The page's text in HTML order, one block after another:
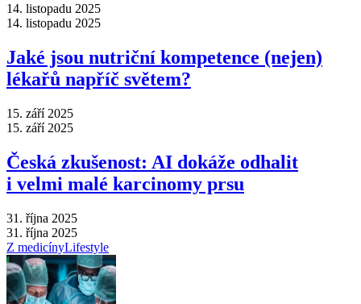
14. listopadu 2025
14. listopadu 2025
Jaké jsou nutriční kompetence (nejen)
lékařů napříč světem?
15. září 2025
15. září 2025
Česká zkušenost: AI dokáže odhalit
i velmi malé karcinomy prsu
31. října 2025
31. října 2025
Z medicínyLifestyle